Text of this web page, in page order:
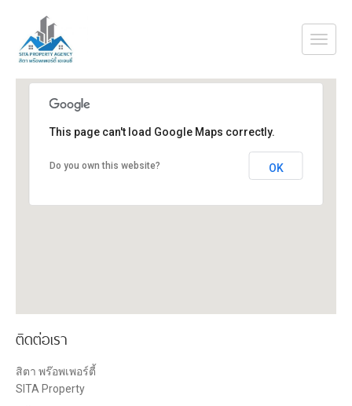
This page can't load Google Maps correctly.
Do you own this website? OK
ติดต่อเรา
สิตา พร๊อพเพอร์ตี้
SITA Property